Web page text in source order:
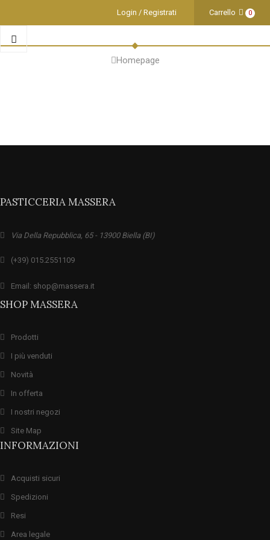
Login / Registrati Carrello 0
Homepage
PASTICCERIA MASSERA
Via Della Repubblica, 65 - 13900 Biella (BI)
(+39) 015.2551109
Email: shop@massera.it
SHOP MASSERA
Prodotti
I più venduti
Novità
In offerta
I nostri negozi
Site Map
INFORMAZIONI
Acquisti sicuri
Spedizioni
Resi
Area legale